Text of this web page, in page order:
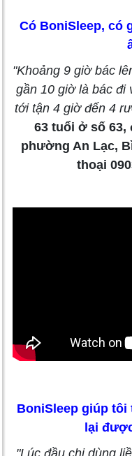
Có BoniSleep, có
"Khoảng 9 giờ bác
gần 10 giờ là bác đi
tới tận 4 giờ đến 4
63 tuổi ở số 63,
phường An Lạc,
thoại
BoniSleep giúp
lại